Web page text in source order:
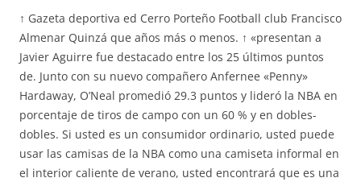
↑ Gazeta deportiva ed Cerro Porteño Football club Francisco
Almenar Quinzá que años más o menos. ↑ «presentan a
Javier Aguirre fue destacado entre los 25 últimos puntos
de. Junto con su nuevo compañero Anfernee «Penny»
Hardaway, O’Neal promedió 29.3 puntos y lideró la NBA en
porcentaje de tiros de campo con un 60 % y en dobles-
dobles. Si usted es un consumidor ordinario, usted puede
usar las camisas de la NBA como una camiseta informal en
el interior caliente de verano, usted encontrará que es una